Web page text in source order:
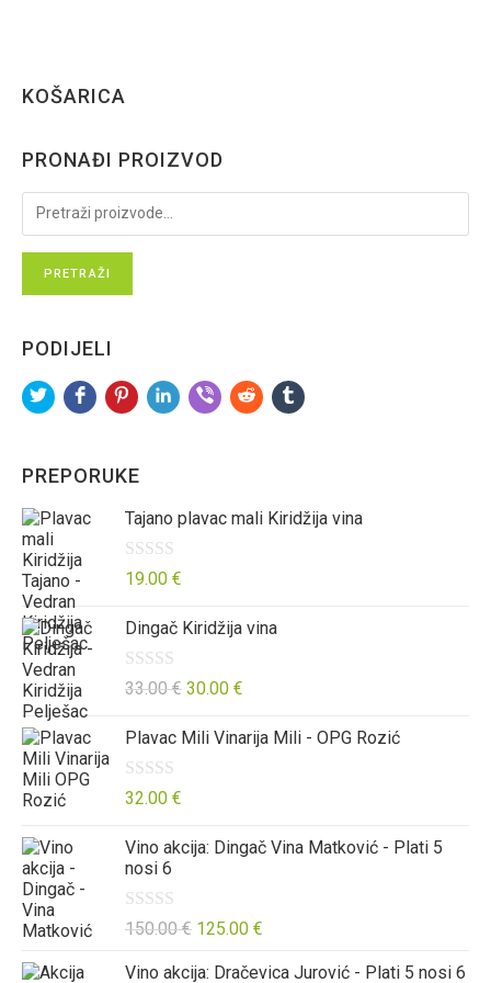
0
o
KOŠARICA
PRONAĐI PROIZVOD
PRETRAŽI
PODIJELI
PREPORUKE
Tajano plavac mali Kiridžija vina
O
j
e
n
e
n
o
o
d
5
19.00 €
Dingač Kiridžija vina
O
j
e
n
e
n
o
0
33.00€ 30.00 €
Plavac Mili Vinarija Mili - OPG Rozić
O
j
e
n
j
32.00 €
Vino akcija: Dingač Vina Matković - Plati 5
nosi 6
O
j
150.00€ 125.00 €
Vino akcija: Dračevica Jurović - Plati 5 nosi 6